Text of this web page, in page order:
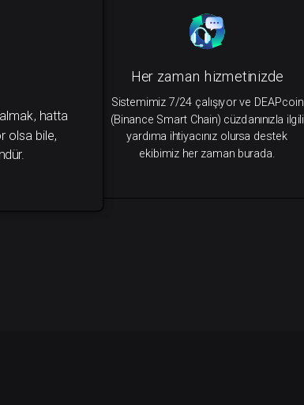
almak, hatta
olsa bile,
Her zaman hizmetinizde
Sistemimiz 7/24 çalışıyor ve DEAPcoin
(Binance Smart Chain) cüzdanınızla ilgili
yardıma ihtiyacınız olursa destek
ekibimiz her zaman burada.